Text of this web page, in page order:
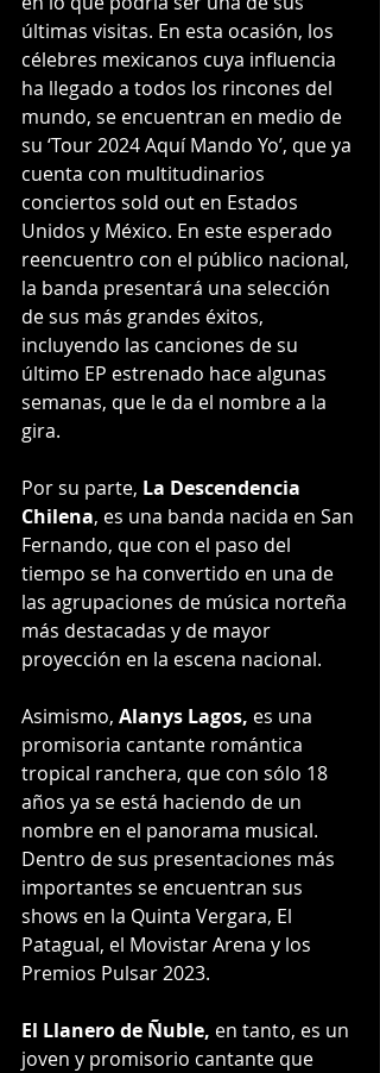
últimas visitas. En esta ocasión, los
célebres mexicanos cuya influencia
ha llegado a todos los rincones del
mundo, se encuentran en medio de
su ‘Tour 2024 Aquí Mando Yo’, que ya
cuenta con multitudinarios
conciertos sold out en Estados
Unidos y México. En este esperado
reencuentro con el público nacional,
la banda presentará una selección
de sus más grandes éxitos,
incluyendo las canciones de su
último EP estrenado hace algunas
semanas, que le da el nombre a la
gira.
Por su parte, La Descendencia
Chilena, es una banda nacida en San
Fernando, que con el paso del
tiempo se ha convertido en una de
las agrupaciones de música norteña
más destacadas y de mayor
proyección en la escena nacional.
Asimismo, Alanys Lagos, es una
promisoria cantante romántica
tropical ranchera, que con sólo 18
años ya se está haciendo de un
nombre en el panorama musical.
Dentro de sus presentaciones más
importantes se encuentran sus
shows en la Quinta Vergara, El
Patagual, el Movistar Arena y los
Premios Pulsar 2023.
El Llanero de Ñuble, en tanto, es un
joven y promisorio cantante que